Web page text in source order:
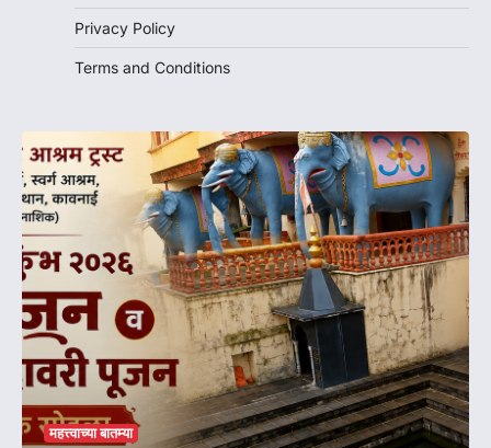
Privacy Policy
Terms and Conditions
महत्त्वाच्या बातम्या